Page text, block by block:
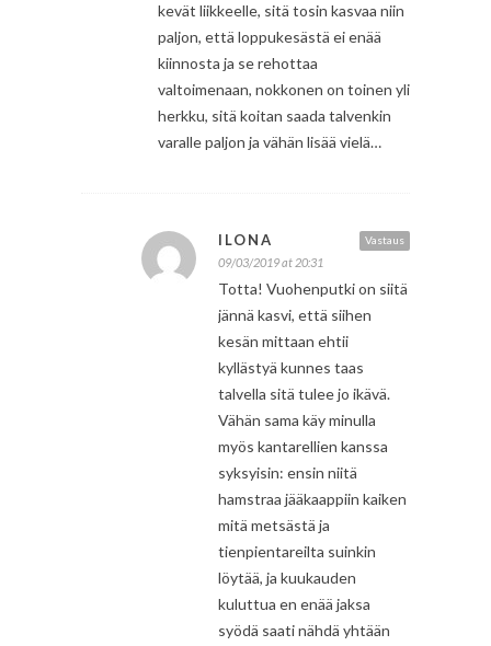
kevät liikkeelle, sitä tosin kasvaa niin
paljon, että loppukesästä ei enää
kiinnosta ja se rehottaa
valtoimenaan, nokkonen on toinen yli
herkku, sitä koitan saada talvenkin
varalle paljon ja vähän lisää vielä…
Vastaus
ILONA
09/03/2019 at 20:31
Totta! Vuohenputki on siitä
jännä kasvi, että siihen
kesän mittaan ehtii
kyllästyä kunnes taas
talvella sitä tulee jo ikävä.
Vähän sama käy minulla
myös kantarellien kanssa
syksyisin: ensin niitä
hamstraa jääkaappiin kaiken
mitä metsästä ja
tienpientareilta suinkin
löytää, ja kuukauden
kuluttua en enää jaksa
syödä saati nähdä yhtään